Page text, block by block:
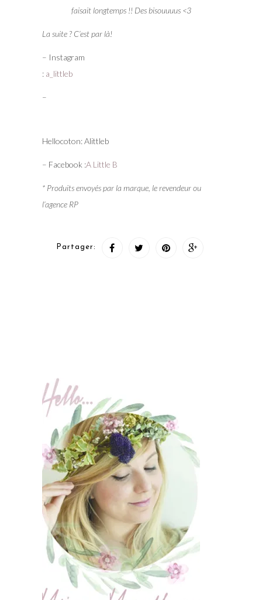
faisait longtemps !! Des bisouuuus <3
La suite ? C’est par là!
– Instagram
: a_littleb
– Hellocoton: Alittleb
* Produits envoyés par la marque, le revendeur ou
l’agence RP
Partager: